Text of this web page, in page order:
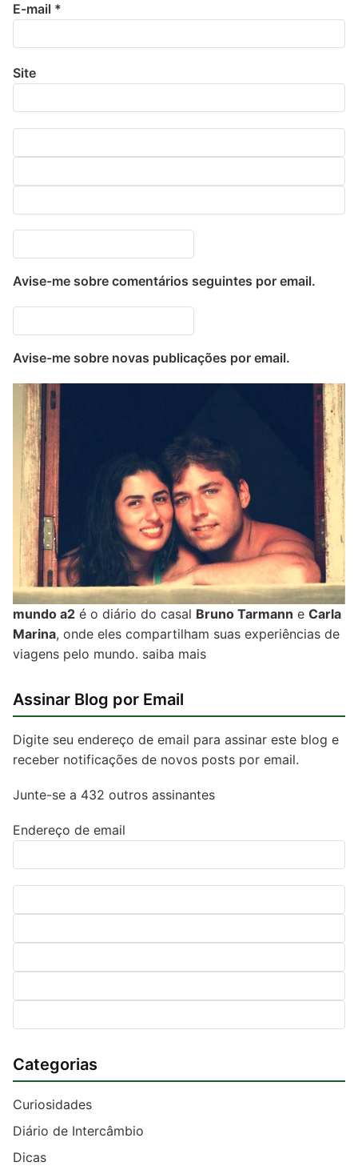
E-mail *
Site
Avise-me sobre comentários seguintes por email.
Avise-me sobre novas publicações por email.
mundo a2 é o diário do casal Bruno Tarmann e Carla
Marina, onde eles compartilham suas experiências de
viagens pelo mundo. saiba mais
Assinar Blog por Email
Digite seu endereço de email para assinar este blog e
receber notificações de novos posts por email.
Junte-se a 432 outros assinantes
Endereço de email
Categorias
Curiosidades
Diário de Intercâmbio
Dicas